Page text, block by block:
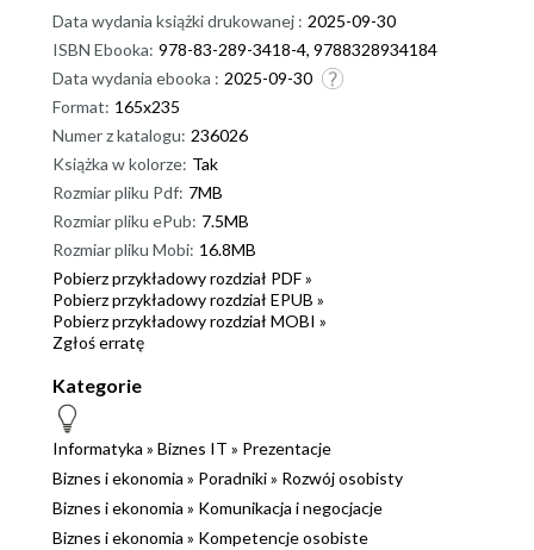
Data wydania książki drukowanej : 2025-09-30
ISBN Ebooka: 978-83-289-3418-4, 9788328934184
Data wydania ebooka : 2025-09-30
Format: 165x235
Numer z katalogu: 236026
Książka w kolorze: Tak
Rozmiar pliku Pdf: 7MB
Rozmiar pliku ePub: 7.5MB
Rozmiar pliku Mobi: 16.8MB
Pobierz przykładowy rozdział PDF »
Pobierz przykładowy rozdział EPUB »
Pobierz przykładowy rozdział MOBI »
Zgłoś erratę
Kategorie
Informatyka » Biznes IT » Prezentacje
Biznes i ekonomia » Poradniki» Rozwój osobisty
Biznes i ekonomia » Komunikacja i negocjacje
Biznes i ekonomia » Kompetencje osobiste